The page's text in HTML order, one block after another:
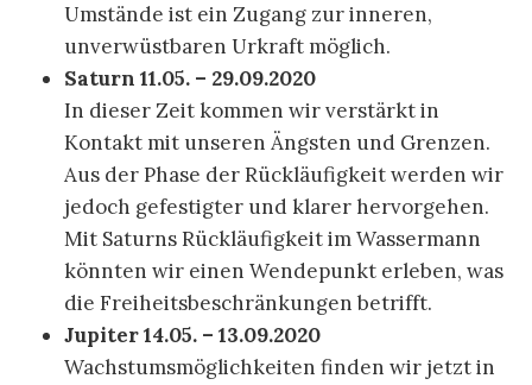
Umstände ist ein Zugang zur inneren,
unverwüstbaren Urkraft möglich.
Saturn 11.05. – 29.09.2020
In dieser Zeit kommen wir verstärkt in
Kontakt mit unseren Ängsten und Grenzen.
Aus der Phase der Rückläufigkeit werden wir
jedoch gefestigter und klarer hervorgehen.
Mit Saturns Rückläufigkeit im Wassermann
könnten wir einen Wendepunkt erleben, was
die Freiheitsbeschränkungen betrifft.
Jupiter 14.05. – 13.09.2020
Wachstumsmöglichkeiten finden wir jetzt in